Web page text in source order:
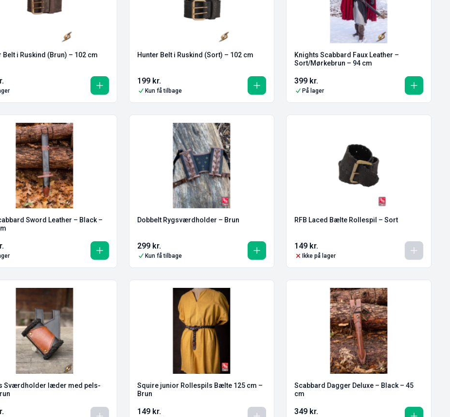
Belt i Ruskind (Brun) – 102 cm Hunter Belt i Ruskind (Sort) – 102 cm
199 kr.
Kun få tilbage
Knights Scabbard Faux Leather –
Sort/Mørkebrun – 94 cm
399 kr.
På lager
Sword Leather – Black –
Dobbelt Rygsværdholder – Brun
299 kr.
Kun få tilbage
RFB Laced Bælte Rollespil – Sort
149 kr.
Ikke på lager
Sværdholder læder med pels-
Squire junior Rollespils Bælte 125 cm –
Brun
149 kr.
Scabbard Dagger Deluxe – Black – 45
cm
349 kr.